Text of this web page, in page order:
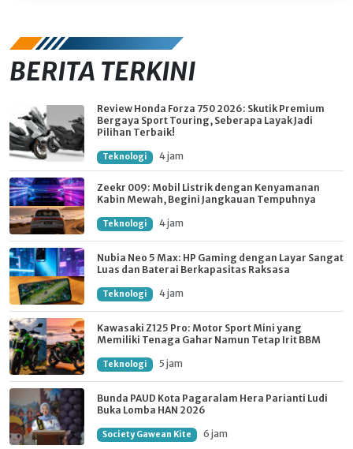
BERITA TERKINI
Review Honda Forza 750 2026: Skutik Premium
Bergaya Sport Touring, Seberapa Layak Jadi
Pilihan Terbaik!
Teknologi 4 jam
Zeekr 009: Mobil Listrik dengan Kenyamanan
Kabin Mewah, Begini Jangkauan Tempuhnya
Teknologi 4 jam
Nubia Neo 5 Max: HP Gaming dengan Layar Sangat
Luas dan Baterai Berkapasitas Raksasa
Teknologi 4 jam
Kawasaki Z125 Pro: Motor Sport Mini yang
Memiliki Tenaga Gahar Namun Tetap Irit BBM
Teknologi 5 jam
Bunda PAUD Kota Pagaralam Hera Parianti Ludi
Buka Lomba HAN 2026
Society Gawean Kite 6 jam